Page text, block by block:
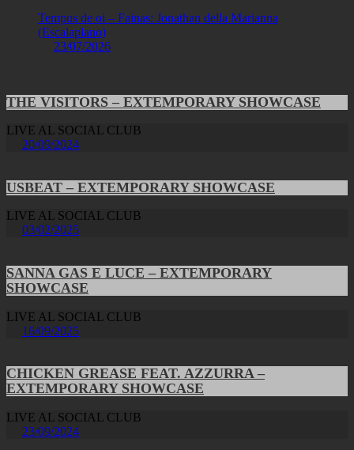
Tempus de oi – Fainas: Jonathan della Marianna
(Escalaplano)
23/07/2026
THE VISITORS – EXTEMPORARY SHOWCASE
LIVE AL SOCIAL CLUB
20/09/2024
USBEAT – EXTEMPORARY SHOWCASE
LIVE AL SOCIAL CLUB
03/02/2025
SANNA GAS E LUCE – EXTEMPORARY
SHOWCASE
LIVE AL SOCIAL CLUB
16/09/2025
CHICKEN GREASE FEAT. AZZURRA –
EXTEMPORARY SHOWCASE
LIVE AL SOCIAL CLUB
23/09/2024